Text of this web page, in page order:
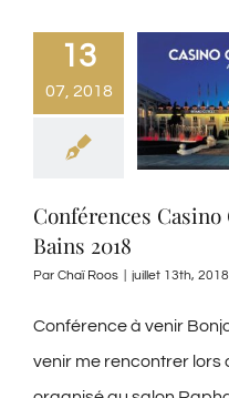
13
07, 2018
Conférences
Bains 2018
Par Chaï Roos juillet 13th, 2018
Conférence à venir
venir me rencontrer lors